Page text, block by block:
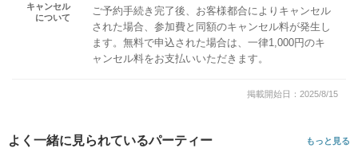
キャンセル
について
ご予約手続き完了後、お客様都合によりキャンセル
された場合、参加費と同額のキャンセル料が発生し
ます。無料で申込された場合は、一律1,000円のキ
ャンセル料をお支払いいただきます。
掲載開始日：2025/8/15
よく一緒に見られているパーティー もっと見る